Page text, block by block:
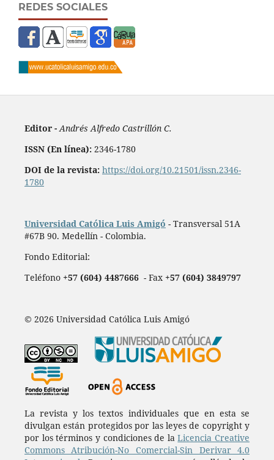
REDES SOCIALES
Editor - Andrés Alfredo Castrillón C.
ISSN (En línea): 2346-1780
DOI de la revista: https://doi.org/10.21501/issn.2346-
1780
Universidad Católica Luis Amigó - Transversal 51A
#67B 90. Medellín - Colombia.
Fondo Editorial:
Teléfono +57 (604) 4487666- Fax +57 (604) 3849797
© 2026 Universidad Católica Luis Amigó
La revista y los textos individuales que en esta se
divulgan están protegidos por las leyes de copyright y
por los términos y condiciones de laLicencia Creative
Commons Atribución-No Comercial-Sin Derivar 4.0